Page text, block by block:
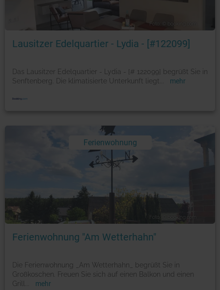
Foto: © booking.com
Lausitzer Edelquartier - Lydia - [#122099]
Das Lausitzer Edelquartier - Lydia - [# 122099] begrüßt Sie in
Senftenberg. Die klimatisierte Unterkunft liegt
mehr
Ferienwohnung
Foto: © booking.com
Ferienwohnung "Am Wetterhahn"
Die Ferienwohnung _Am Wetterhahn_ begrüßt Sie in
Großkoschen. Freuen Sie sich auf einen Balkon und einen
Grill
mehr